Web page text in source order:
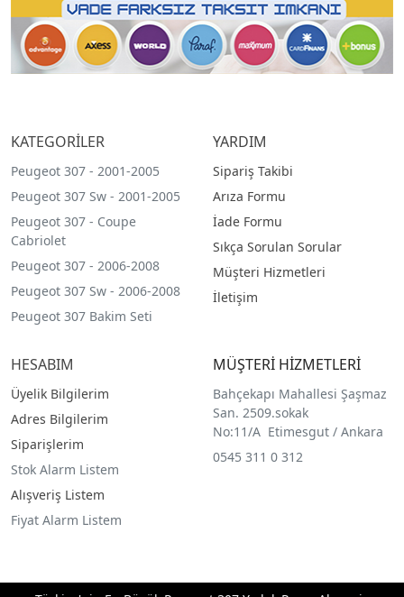
KATEGORİLER
Peugeot 307 - 2001-2005
Peugeot 307 Sw - 2001-2005
Peugeot 307 - Coupe
Cabriolet
Peugeot 307 - 2006-2008
Peugeot 307 Sw - 2006-2008
Peugeot 307 Bakim Seti
YARDIM
Sipariş Takibi
Arıza Formu
İade Formu
Sıkça Sorulan Sorular
Müşteri Hizmetleri
İletişim
HESABIM
Üyelik Bilgilerim
Adres Bilgilerim
Siparişlerim
Stok Alarm Listem
Alışveriş Listem
Fiyat Alarm Listem
MÜŞTERİ HİZMETLERİ
Bahçekapı Mahallesi Şaşmaz
San. 2509.sokak
No:11/A Etimesgut / Ankara
0545 311 0 312